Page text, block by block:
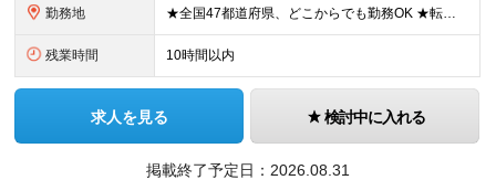
勤務地 ★全国47都道府県、どこからでも勤務OK ★転勤なし！腰を据えて活躍◎ ★マイカー通勤OK（拠点による） ★業務に慣れたら、ゆくゆくはリモート併用やフルリモートも可能 全国のお客様先にて勤務していた
残業時間 10時間以内
求人を見る 検討中に入れる
掲載終了予定日： 2026.08.31